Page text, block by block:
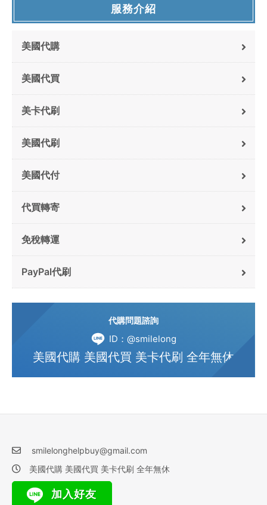
服務介紹
美國代購
美國代買
美卡代刷
美國代刷
美國代付
代買轉寄
免稅轉運
PayPal代刷
代購問題諮詢
ID：@smilelong
美國代購 美國代買 美卡代刷 全年無休
smilelonghelpbuy@gmail.com
美國代購 美國代買 美卡代刷 全年無休
加入好友